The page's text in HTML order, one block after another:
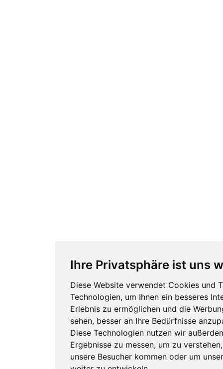
Ihre Privatsphäre ist uns
Diese Website verwendet Cookies und
Technologien, um Ihnen ein besseres
Erlebnis zu ermöglichen und die
sehen, besser an Ihre Bedürfnisse
Diese Technologien nutzen wir
Ergebnisse zu messen, um zu
unsere Besucher kommen oder um